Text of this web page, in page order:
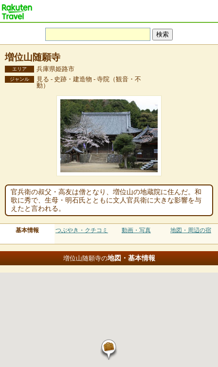
増位山随願寺
エリア 兵庫県姫路市
ジャンル
見る - 史跡・建造物 - 寺院（観音・不
動）
官兵衛の叔父・高友は僧となり、増位山の地蔵院に住んだ。和
歌に秀で、生母・明石氏とともに文人官兵衛に大きな影響を与
えたと言われる。
基本情報 つぶやき・クチコミ 動画・写真 地図・周辺の宿
増位山随願寺の地図・基本情報